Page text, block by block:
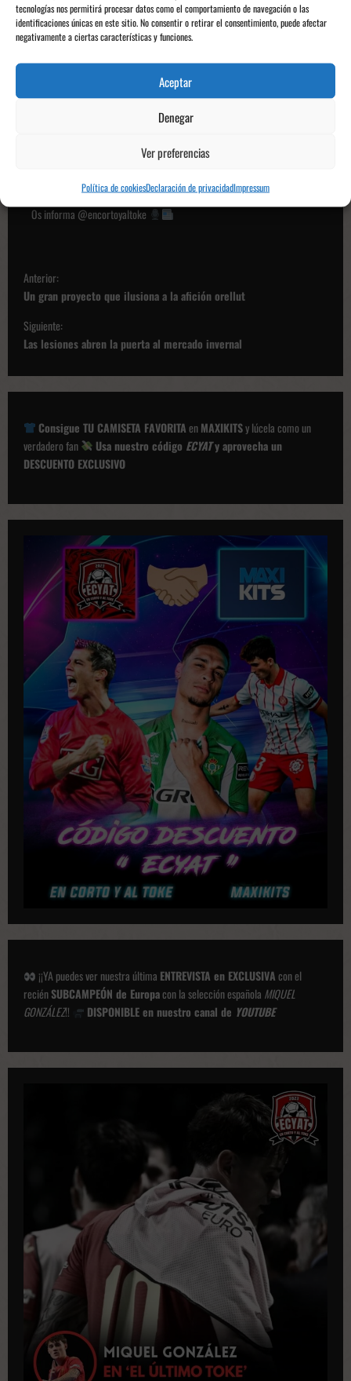
tecnologías nos permitirá procesar datos como el comportamiento de navegación o las
identificaciones únicas en este sitio. No consentir o retirar el consentimiento, puede afectar
negativamente a ciertas características y funciones.
Aceptar
Denegar
Ver preferencias
Política de cookiesDeclaración de privacidadImpressum
Sabadell se queda con 11 puntos y ocupando el penúltimo puesto.
Os informa @encortoyaltoke
N
a
v
e
a
i
ó
d
u
b
c
a
o
Anterior:
Un gran proyecto que ilusiona a la afición orellut
Siguiente:
Las lesiones abren la puerta al mercado invernal
Consigue TU CAMISETA FAVORITAenMAXIKITSy lúcela como un
verdadero fan
Usa nuestro código ECYATy aprovecha un
DESCUENTO EXCLUSIVO
¡¡YA puedes ver nuestra última ENTREVISTA en EXCLUSIVAcon el
reciénSUBCAMPEÓN de Europacon la selección española MIQUEL
GONZÁLEZ!! DISPONIBLE en nuestro canal de YOUTUBE